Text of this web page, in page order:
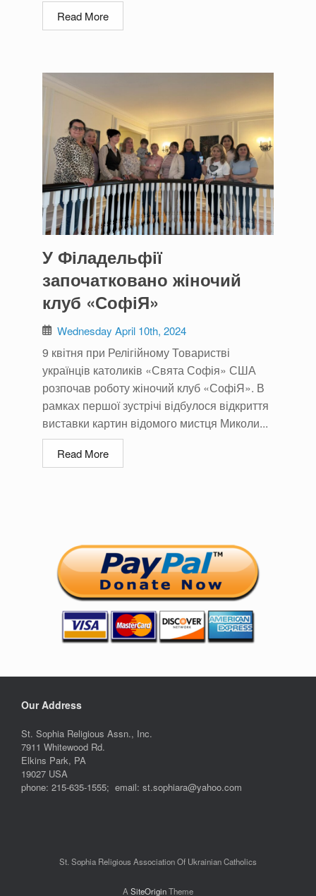
Read More
У Філадельфії
започатковано жіночий
клуб «СофіЯ»
Wednesday April 10th, 2024
9 квітня при Релігійному Товаристві
українців католиків «Свята Софія» США
розпочав роботу жіночий клуб «СофіЯ». В
рамках першої зустрічі відбулося відкриття
виставки картин відомого мистця Миколи...
Read More
Our Address
St. Sophia Religious Assn., Inc.
7911 Whitewood Rd.
Elkins Park, PA
19027 USA
phone: 215-635-1555; email: st.sophiara@yahoo.com
St. Sophia Religious Association Of Ukrainian Catholics
ASiteOriginTheme